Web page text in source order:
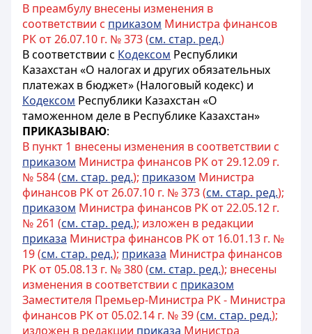
В преамбулу внесены изменения в
соответствии с приказом Министра финансов
РК от 26.07.10 г. № 373 (см. стар. ред.)
В соответствии с Кодексом Республики
Казахстан «О налогах и других обязательных
платежах в бюджет» (Налоговый кодекс) и
Кодексом Республики Казахстан «О
таможенном деле в Республике Казахстан»
ПРИКАЗЫВАЮ:
В пункт 1 внесены изменения в соответствии с
приказом Министра финансов РК от 29.12.09 г.
№ 584 (см. стар. ред.); приказом Министра
финансов РК от 26.07.10 г. № 373 (см. стар. ред.);
приказом Министра финансов РК от 22.05.12 г.
№ 261 (см. стар. ред.); изложен в редакции
приказа Министра финансов РК от 16.01.13 г. №
19 (см. стар. ред.); приказа Министра финансов
РК от 05.08.13 г. № 380 (см. стар. ред.); внесены
изменения в соответствии с приказом
Заместителя Премьер-Министра РК - Министра
финансов РК от 05.02.14 г. № 39 (см. стар. ред.);
изложен в редакции приказа Министра